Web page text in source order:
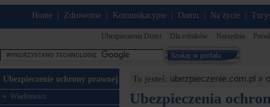
Home Zdrowotne Komunikacyjne Domu Na życie
Ubezpieczenia Direct Dla rolników Narzędzia
Ubezpieczenie ochrony prawnej
Wiadomości
Tu jesteś: ubezpieczenie.com.pl »
Ubezpieczenia